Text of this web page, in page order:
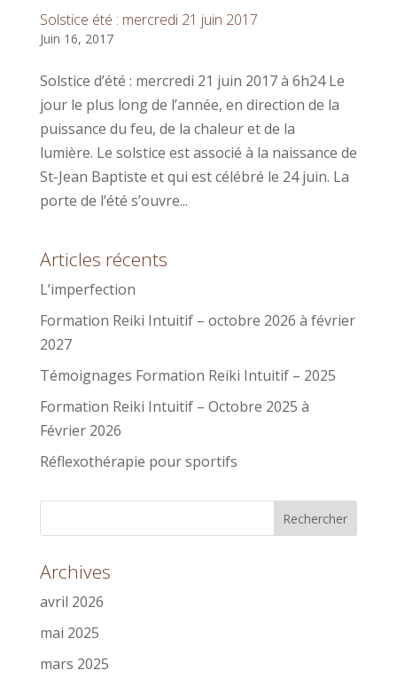
Solstice été : mercredi 21 juin 2017
Juin 16, 2017
Solstice d’été : mercredi 21 juin 2017 à 6h24 Le
jour le plus long de l’année, en direction de la
puissance du feu, de la chaleur et de la
lumière. Le solstice est associé à la naissance de
St-Jean Baptiste et qui est célébré le 24 juin. La
porte de l’été s’ouvre...
Articles récents
L’imperfection
Formation Reiki Intuitif – octobre 2026 à février
2027
Témoignages Formation Reiki Intuitif – 2025
Formation Reiki Intuitif – Octobre 2025 à
Février 2026
Réflexothérapie pour sportifs
Archives
avril 2026
mai 2025
mars 2025